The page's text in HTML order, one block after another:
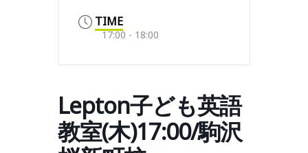
TIME
17:00 - 18:00
Lepton子ども英語
教室(木)17:00/駒沢